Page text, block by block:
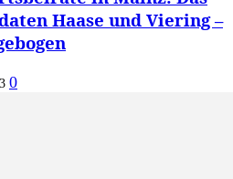
Haase und Viering –
0